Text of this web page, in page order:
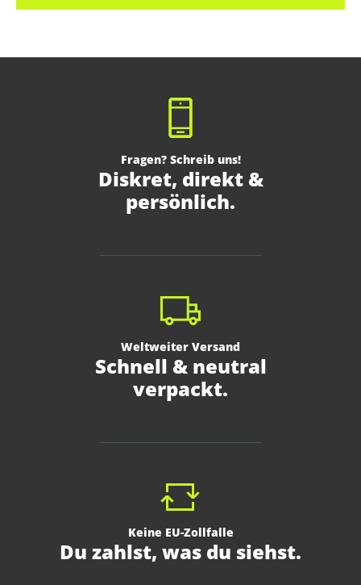
Fragen? Schreib uns!
Diskret, direkt &
persönlich.
Weltweiter Versand
Schnell & neutral
verpackt.
Keine EU-Zollfalle
Du zahlst, was du siehst.